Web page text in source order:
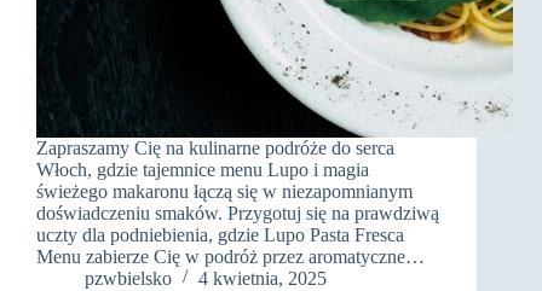
Zapraszamy Cię na kulinarne podróże do serca
Włoch, gdzie tajemnice menu Lupo i magia
świeżego makaronu łączą się w niezapomnianym
doświadczeniu smaków. Przygotuj się na prawdziwą
uczty dla podniebienia, gdzie Lupo Pasta Fresca
Menu zabierze Cię w podróż przez aromatyczne…
pzwbielsko
4 kwietnia, 2025